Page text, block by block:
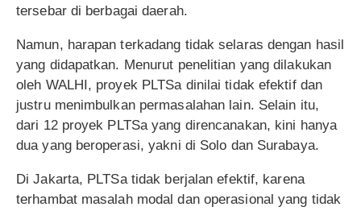
tersebar di berbagai daerah.
Namun, harapan terkadang tidak selaras dengan hasil
yang didapatkan. Menurut penelitian yang dilakukan
oleh WALHI, proyek PLTSa dinilai tidak efektif dan
justru menimbulkan permasalahan lain. Selain itu,
dari 12 proyek PLTSa yang direncanakan, kini hanya
dua yang beroperasi, yakni di Solo dan Surabaya.
Di Jakarta, PLTSa tidak berjalan efektif, karena
terhambat masalah modal dan operasional yang tidak